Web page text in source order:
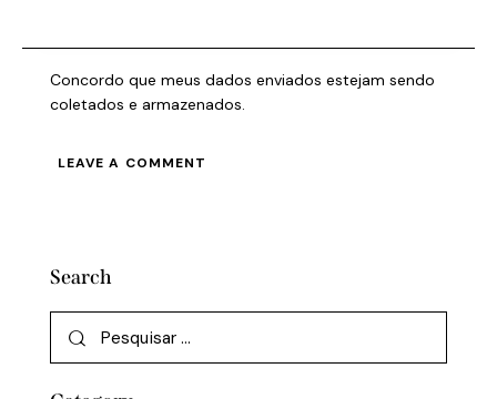
Concordo que meus dados enviados estejam sendo
coletados e armazenados.
Search